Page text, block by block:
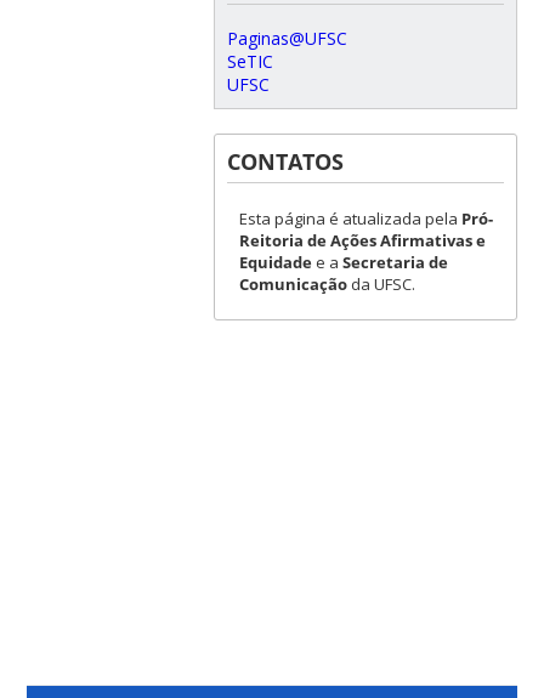
Paginas@UFSC
SeTIC
UFSC
CONTATOS
Esta página é atualizada pela Pró-
Reitoria de Ações Afirmativas e
Equidadee a Secretaria de
Comunicaçãoda UFSC.